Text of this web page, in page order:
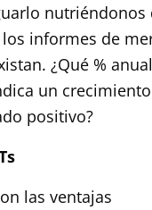
nutriéndonos
informes de
¿Qué %
un
positivo?
las ventajas